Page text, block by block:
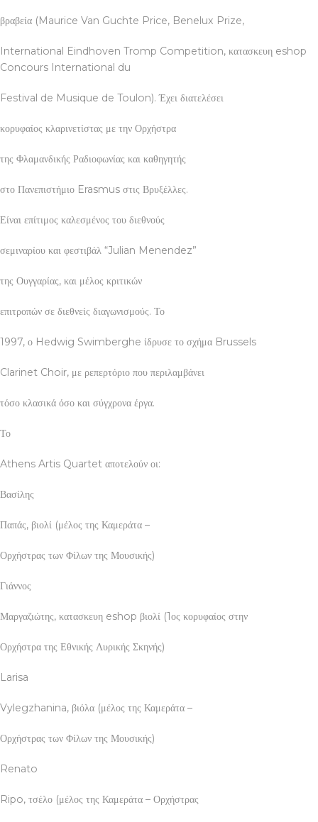
βραβεία (Maurice Van Guchte Price, Benelux Prize,
International Eindhoven Tromp Competition, κατασκευη eshop
Concours International du
Festival de Musique de Toulon). Έχει διατελέσει
κορυφαίος κλαρινετίστας με την Ορχήστρα
της Φλαμανδικής Ραδιοφωνίας και καθηγητής
στο Πανεπιστήμιο Erasmus στις Βρυξέλλες.
Είναι επίτιμος καλεσμένος του διεθνούς
σεμιναρίου και φεστιβάλ “Julian Menendez”
της Ουγγαρίας, και μέλος κριτικών
επιτροπών σε διεθνείς διαγωνισμούς. Το
1997, ο Hedwig Swimberghe ίδρυσε το σχήμα Brussels
Clarinet Choir, με ρεπερτόριο που περιλαμβάνει
τόσο κλασικά όσο και σύγχρονα έργα.
Το
Athens Artis Quartet αποτελούν οι:
Βασίλης
Παπάς, βιολί (μέλος της Καμεράτα –
Ορχήστρας των Φίλων της Μουσικής)
Γιάννος
Μαργαζιώτης, κατασκευη eshop βιολί (1ος κορυφαίος στην
Ορχήστρα της Εθνικής Λυρικής Σκηνής)
Larisa
Vylegzhanina, βιόλα (μέλος της Καμεράτα –
Ορχήστρας των Φίλων της Μουσικής)
Renato
Ripo, τσέλο (μέλος της Καμεράτα – Ορχήστρας